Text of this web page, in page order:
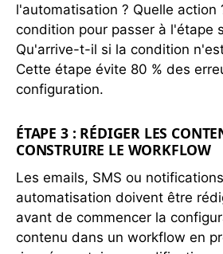
l'automatisation ? Quelle action
condition pour passer à l'étape
Qu'arrive-t-il si la condition
Cette étape évite 80 % des
configuration.
ÉTAPE 3 : RÉDIGER LES
CONSTRUIRE LE WORKFLOW
Les emails, SMS ou
automatisation doivent être
avant de commencer la
contenu dans un workflow en